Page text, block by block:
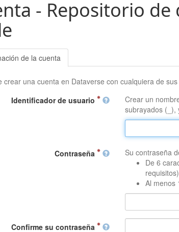
- Repositorio
de la cuenta
crear una cuenta en Dataverse con cualquiera de
Identificador de usuario
Crear un
subrayados (_),
Contraseña
Su contraseña
De 6
requisitos)
Al menos
Confirme su contraseña